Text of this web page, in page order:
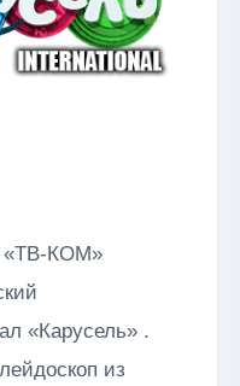
«ТВ-КОМ»
«Карусель» .
из